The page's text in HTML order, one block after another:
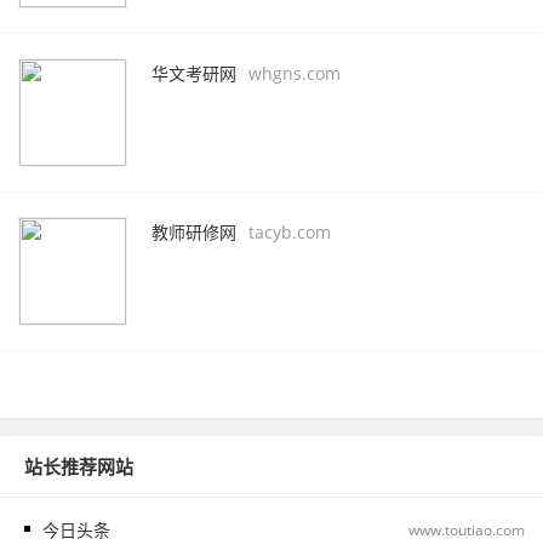
华文考研网 whgns.com
教师研修网 tacyb.com
站长推荐网站
今日头条 www.toutiao.com